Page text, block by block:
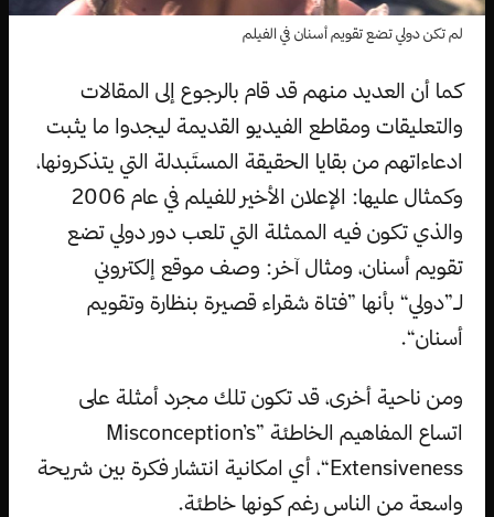
لم تكن دولي تضع تقويم أسنان في الفيلم
كما أن العديد منهم قد قام بالرجوع إلى المقالات
والتعليقات ومقاطع الفيديو القديمة ليجدوا ما يثبت
ادعاءاتهم من بقايا الحقيقة المستَبدلة التي يتذكرونها،
وكمثال عليها: الإعلان الأخير للفيلم في عام 2006
والذي تكون فيه الممثلة التي تلعب دور دولي تضع
تقويم أسنان، ومثال آخر: وصف موقع إلكتروني
لـ”دولي“ بأنها ”فتاة شقراء قصيرة بنظارة وتقويم
أسنان“.
ومن ناحية أخرى، قد تكون تلك مجرد أمثلة على
اتساع المفاهيم الخاطئة ”Misconception’s
Extensiveness“، أي امكانية انتشار فكرة بين شريحة
واسعة من الناس رغم كونها خاطئة.